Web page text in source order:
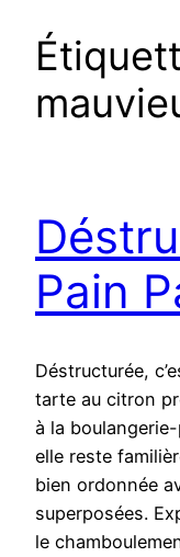
Pain
Déstructurée,
tarte au citron
à la
elle reste
bien ordonnée
superposées.
le